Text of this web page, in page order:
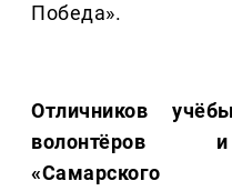
Победа».
Отличников
волонтёров
«Самарского